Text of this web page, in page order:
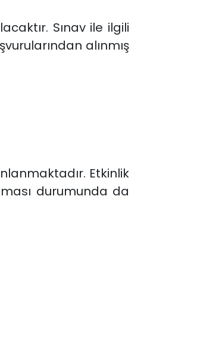
Sınav ile ilgili
alınmış
Etkinlik
durumunda da